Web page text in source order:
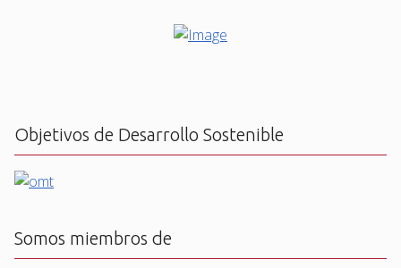
Objetivos de Desarrollo Sostenible
Somos miembros de